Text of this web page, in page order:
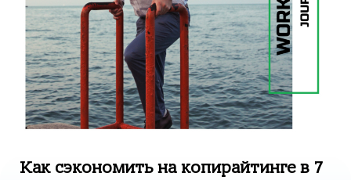
Как сэкономить на копирайтинге в 7